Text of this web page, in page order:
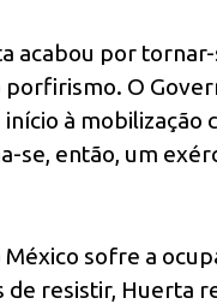
acabou por
O
à
se, então, um
sofre a
de resistir, Huerta